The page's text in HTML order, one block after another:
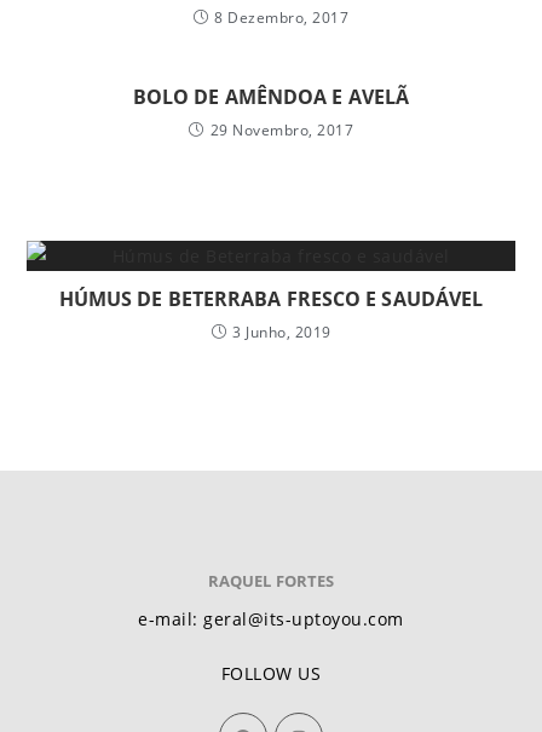
8 Dezembro, 2017
BOLO DE AMÊNDOA E AVELÃ
29 Novembro, 2017
HÚMUS DE BETERRABA FRESCO E SAUDÁVEL
3 Junho, 2019
RAQUEL FORTES
e-mail: geral@its-uptoyou.com
FOLLOW US